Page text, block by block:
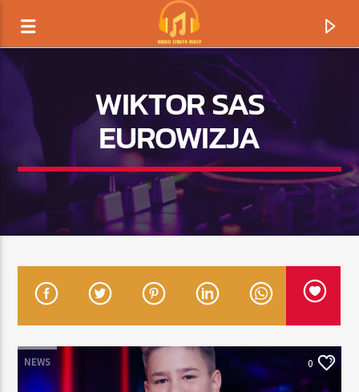
TERAZ GRAMY
TYTUŁ
ARTYSTA
WIKTOR SAS
EUROWIZJA
NEWS 0